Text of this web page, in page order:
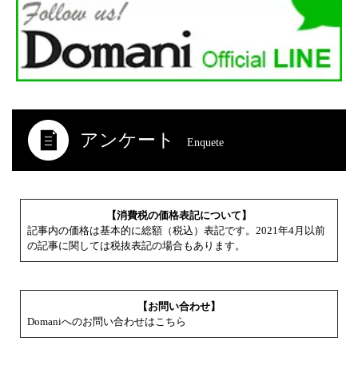
アンケート Enquete
【消費税の価格表記について】
記事内の価格は基本的に総額（税込）表記です。2021年4月以前
の記事に関しては税抜表記の場合もあります。
【お問い合わせ】
Domaniへのお問い合わせはこちら